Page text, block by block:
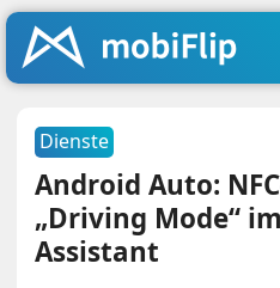
Dienste
Android Auto:
„Driving Mode“
Assistant